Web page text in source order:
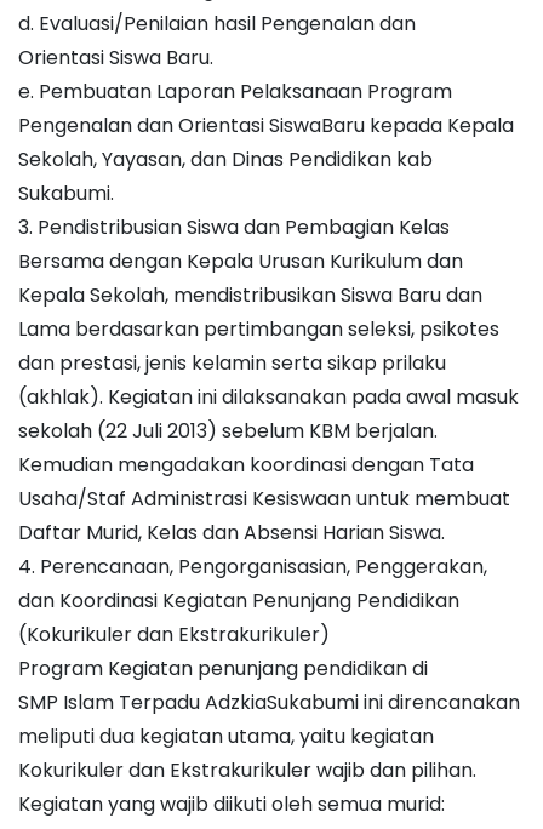
d. Evaluasi/Penilaian hasil Pengenalan dan
Orientasi Siswa Baru.
e. Pembuatan Laporan Pelaksanaan Program
Pengenalan dan Orientasi SiswaBaru kepada Kepala
Sekolah, Yayasan, dan Dinas Pendidikan kab
Sukabumi.
3. Pendistribusian Siswa dan Pembagian Kelas
Bersama dengan Kepala Urusan Kurikulum dan
Kepala Sekolah, mendistribusikan Siswa Baru dan
Lama berdasarkan pertimbangan seleksi, psikotes
dan prestasi, jenis kelamin serta sikap prilaku
(akhlak). Kegiatan ini dilaksanakan pada awal masuk
sekolah (22 Juli 2013) sebelum KBM berjalan.
Kemudian mengadakan koordinasi dengan Tata
Usaha/Staf Administrasi Kesiswaan untuk membuat
Daftar Murid, Kelas dan Absensi Harian Siswa.
4. Perencanaan, Pengorganisasian, Penggerakan,
dan Koordinasi Kegiatan Penunjang Pendidikan
(Kokurikuler dan Ekstrakurikuler)
Program Kegiatan penunjang pendidikan di
SMP Islam Terpadu AdzkiaSukabumi ini direncanakan
meliputi dua kegiatan utama, yaitu kegiatan
Kokurikuler dan Ekstrakurikuler wajib dan pilihan.
Kegiatan yang wajib diikuti oleh semua murid: